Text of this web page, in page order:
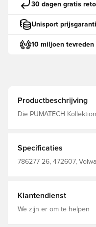
30 dagen gratis
Unisport
10 miljoen
Productbeschrijving
Die PUMATECH
Tragegefühl. Offizielle
den Look ab. Entworfen für: Lifestyle by PUMA Passform:
Relaxed Länge:
Specificaties
786277 26, 472607,
Klantendienst
We zijn er om te helpen